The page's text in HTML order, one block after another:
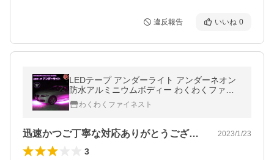
違反報告 いいね 0
LEDテープ アンダーライト アンダーネオン
防水アルミニウムボディー わくわくファイ
ネスト
わくわくファイネスト
迅速かつご丁寧な対応ありがとうございま… 2023/1/23
3